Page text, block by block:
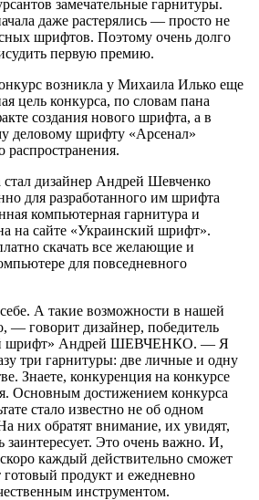
замечательные гарнитуры.
даже растерялись — просто не
шрифтов. Поэтому очень долго
первую премию.
возникла у Михаила Илько еще
цель конкурса, по словам пана
создания нового шрифта, а в
деловому шрифту «Арсенал»
стал дизайнер Андрей Шевченко
для разработанного им шрифта
компьютерная гарнитура и
на сайте «Украинский шрифт».
скачать все желающие и
для повседневного
А такие возможности в нашей
— говорит дизайнер, победитель
шрифт» Андрей ШЕВЧЕНКО. — Я
три гарнитуры: две личные и одну
Знаете, конкуренция на конкурсе
Основным достижением конкурса
стало известно не об одном
них обратят внимание, их увидят,
заинтересует. Это очень важно. И,
каждый действительно сможет
готовый продукт и ежедневно
инструментом.